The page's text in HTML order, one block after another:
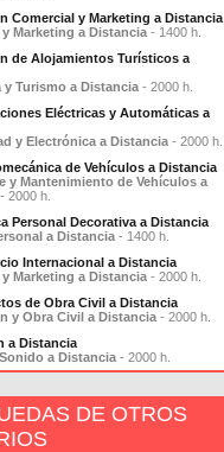
Comercial y Marketing a Distancia
Marketing a Distancia - 1400 h.
de Alojamientos Turísticos a
y Turismo a Distancia - 2000 h.
Eléctricas y Automáticas a
y Electrónica a Distancia - 2000 h.
de Vehículos a Distancia
y Mantenimiento de Vehículos a
- 2000 h.
Personal Decorativa a Distancia
a Distancia - 1400 h.
Internacional a Distancia
Marketing a Distancia - 2000 h.
de Obra Civil a Distancia
y Obra Civil a Distancia - 2000 h.
a Distancia
a Distancia - 2000 h.
DE OTROS